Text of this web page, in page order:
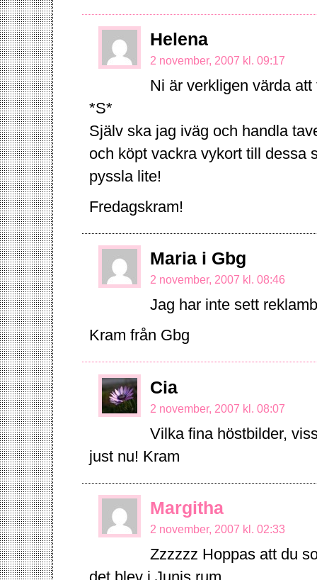
Helena
2 november, 2007 kl. 09:17
Ni är verkligen värda
*S*
Själv ska jag iväg och handla
och köpt vackra vykort till dessa
pyssla lite!
Fredagskram!
Maria i Gbg
2 november, 2007 kl. 08:46
Jag har inte sett
Kram från Gbg
Cia
2 november, 2007 kl. 08:07
Vilka fina höstbilder,
just nu! Kram
Margitha
2 november, 2007 kl. 02:33
Zzzzzz Hoppas att du